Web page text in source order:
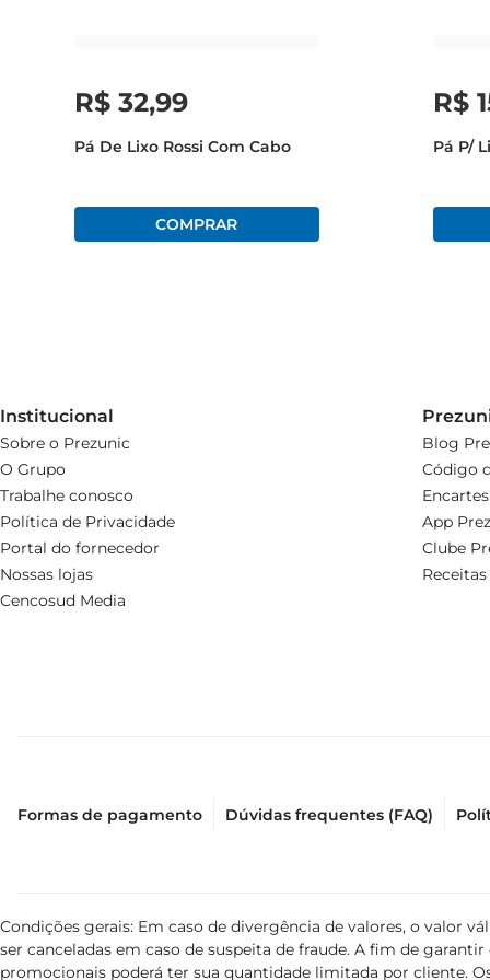
R$ 32,99
Pá De Lixo Rossi Com Cabo
R$
Pá P/
Institucional
Sobre o Prezunic
O Grupo
Trabalhe conosco
Política de Privacidade
Portal do fornecedor
Nossas lojas
Cencosud Media
Blog
Código
Encartes
App
Clube
Receitas
Formas de pagamento Dúvidas frequentes (FAQ)
Condições gerais: Em caso de divergência de valores, o valor
ser canceladas em caso de suspeita de fraude. A fim de
promocionais poderá ter sua quantidade limitada por cliente.